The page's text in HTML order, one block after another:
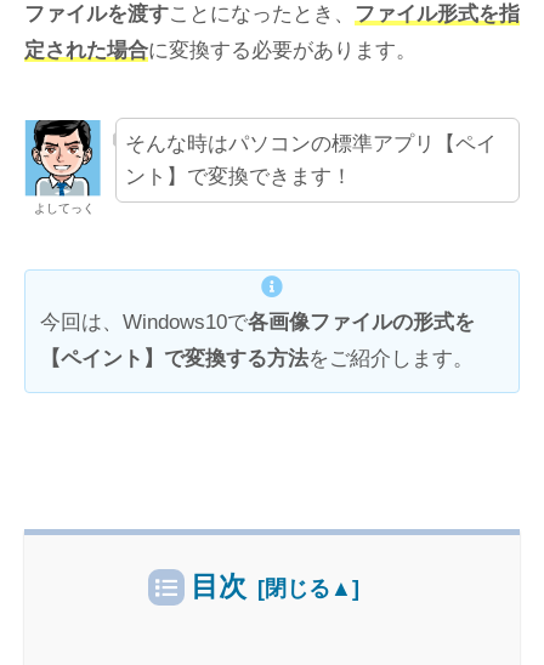
ファイルを渡すことになったとき、 ファイル形式を指
定された場合に変換する必要があります。
よしてっく
そんな時はパソコンの標準アプリ【ペイ
ント】で変換できます！
今回は、Windows10で各画像ファイルの形式を
【ペイント】で変換する方法をご紹介します。
目次